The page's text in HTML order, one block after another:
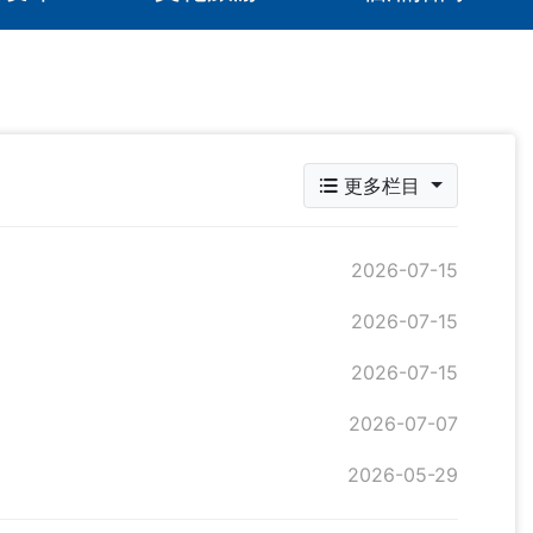
更多栏目
2026-07-15
2026-07-15
2026-07-15
2026-07-07
2026-05-29